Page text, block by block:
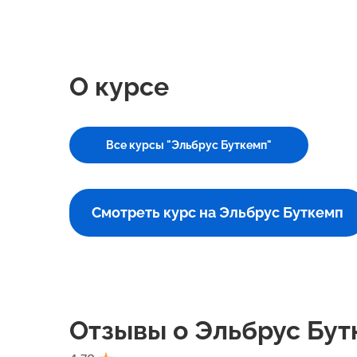
О курсе
Все курсы "Эльбрус Буткемп"
Смотреть курс на Эльбрус Буткемп
Отзывы о Эльбрус